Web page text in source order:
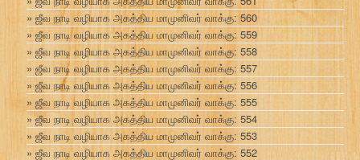
ஜீவ நாடி வழியாக அகத்திய மாமுனிவர் வாக்கு: 560
ஜீவ நாடி வழியாக அகத்திய மாமுனிவர் வாக்கு: 559
ஜீவ நாடி வழியாக அகத்திய மாமுனிவர் வாக்கு: 558
ஜீவ நாடி வழியாக அகத்திய மாமுனிவர் வாக்கு: 557
ஜீவ நாடி வழியாக அகத்திய மாமுனிவர் வாக்கு: 556
ஜீவ நாடி வழியாக அகத்திய மாமுனிவர் வாக்கு: 555
ஜீவ நாடி வழியாக அகத்திய மாமுனிவர் வாக்கு: 554
ஜீவ நாடி வழியாக அகத்திய மாமுனிவர் வாக்கு: 553
ஜீவ நாடி வழியாக அகத்திய மாமுனிவர் வாக்கு: 552